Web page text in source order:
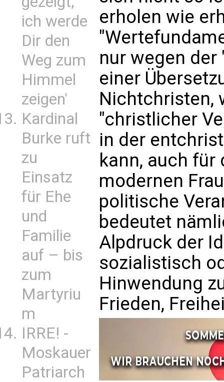
ich werde
Dir den
Weg zum
Himmel
zeigen'
Kardinal
Burke ruft
zu
Einsatz
für Ehe
und
Familie
auf – bis
zum
Martyriu
m
IRRE! -
Moskauer
Patriarch
erholen wie
nur wegen der
einer
Nichtchristen,
"christlicher
in der
kann, auch
modernen
politische
bedeutet
Alpdruck der
sozialistisch
Hinwendung
Frieden,